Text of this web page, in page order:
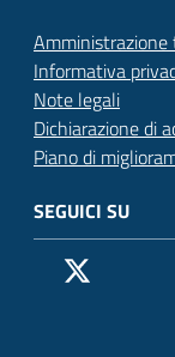
Informativa
Note legali
Dichiarazione di
Piano di
SEGUICI SU
Pagina